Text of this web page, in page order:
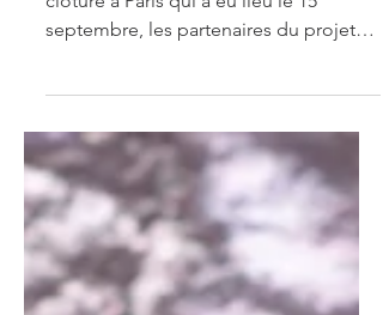
WE-Hope en libre accès !
sont particulièrement fiers...